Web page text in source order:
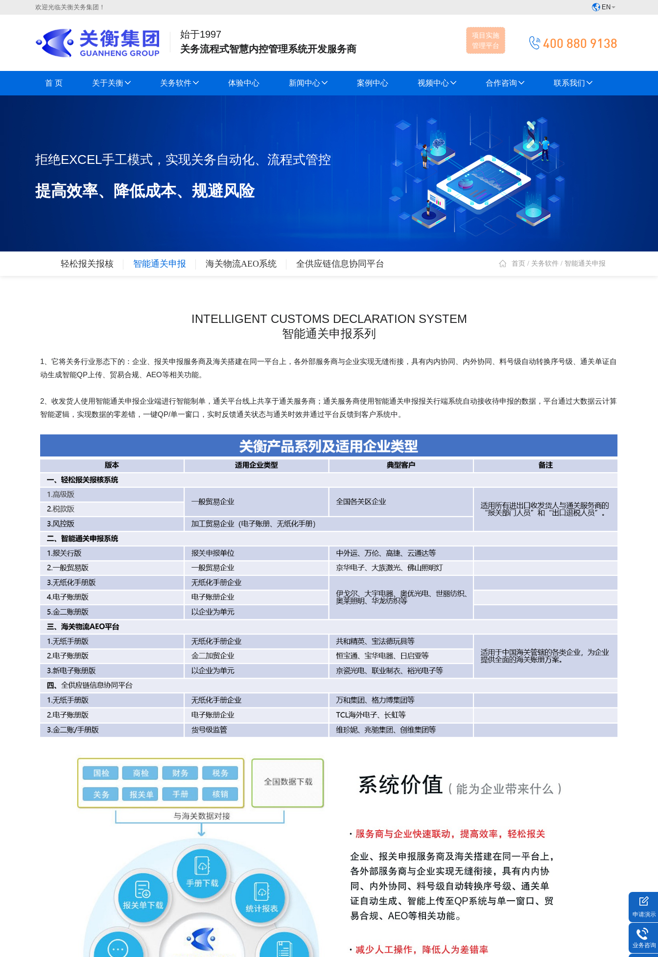
欢迎光临关衡关务集团！ EN
始于1997
关务流程式智慧内控管理系统开发服务商
项目实施
管理平台
400 880 9138
首 页 关于关衡 关务软件 体验中心 新闻中心 案例中心 视频中心 合作咨询 联系我们
拒绝EXCEL手工模式，实现关务自动化、流程式管控
提高效率、降低成本、规避风险
轻松报关报核 智能通关申报 海关物流AEO系统 全供应链信息协同平台 首页 / 关务软件 / 智能通关申报
INTELLIGENT CUSTOMS DECLARATION SYSTEM
智能通关申报系列
1、它将关务行业形态下的：企业、报关申报服务商及海关搭建在同一平台上，各外部服务商与企业实现无缝衔接，具有内内协同、内外协同、料号级自动转换序号级、通关单证自
动生成智能QP上传、贸易合规、AEO等相关功能。
2、收发货人使用智能通关申报企业端进行智能制单，通关平台线上共享于通关服务商；通关服务商使用智能通关申报报关行端系统自动接收待申报的数据，平台通过大数据云计算
智能逻辑，实现数据的零差错，一键QP/单一窗口，实时反馈通关状态与通关时效井通过平台反馈到客户系统中。
申请演示
业务咨询